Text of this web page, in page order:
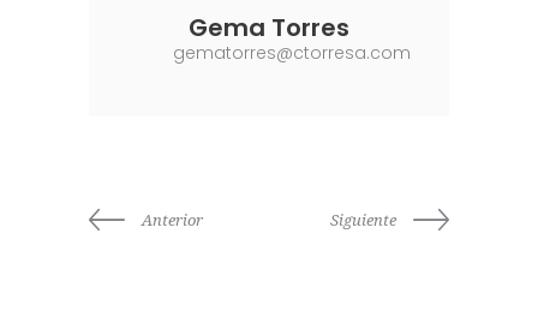
Gema Torres
gematorres@ctorresa.com
Anterior Siguiente